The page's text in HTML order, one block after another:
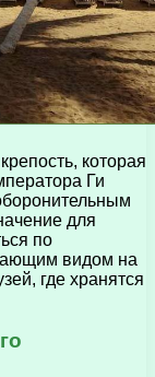
которая
Ги
для
по
видом на
где хранятся